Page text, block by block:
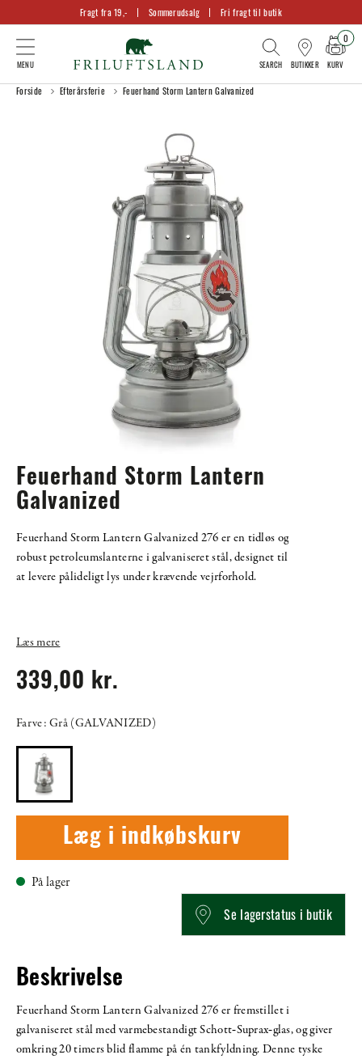
Fragt fra 19,- Sommerudsalg Fri fragt til butik
BUTIKKER KURV
0
Forside Efterårsferie Feuerhand Storm Lantern Galvanized
Feuerhand Storm Lantern
Galvanized
Feuerhand Storm Lantern Galvanized 276 er en tidløs og
robust petroleumslanterne i galvaniseret stål, designet til
at levere pålideligt lys under krævende vejrforhold.
Læs mere
339,00 kr.
Farve: Grå (GALVANIZED)
Læg i indkøbskurv
På lager
Se lagerstatus i butik
Beskrivelse
Feuerhand Storm Lantern Galvanized 276 er fremstillet i
galvaniseret stål med varmebestandigt Schott‑Suprax‑glas, og giver
omkring 20 timers blid flamme på én tankfyldning. Denne tyske